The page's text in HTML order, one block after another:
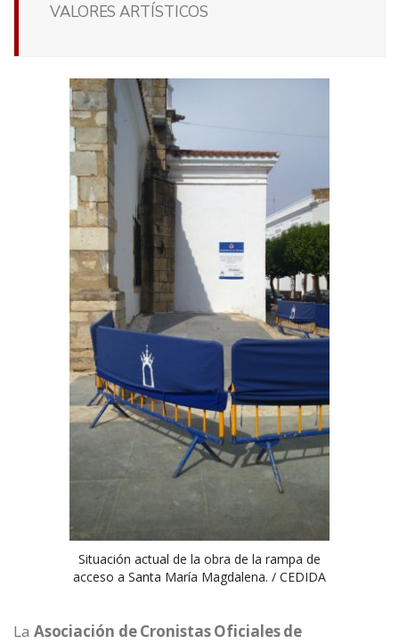
VALORES ARTÍSTICOS
Situación actual de la obra de la rampa de
acceso a Santa María Magdalena. / CEDIDA
La Asociación de Cronistas Oficiales de